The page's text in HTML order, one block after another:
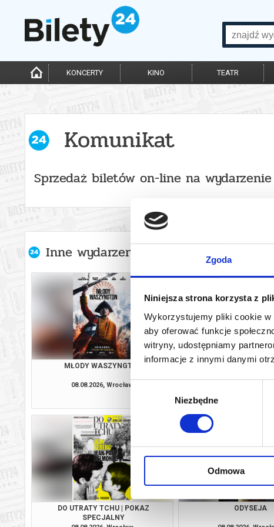
Zgoda
Niniejsza strona korzysta z
Wykorzystujemy pliki cookie w
aby oferować funkcje
witryny, udostępniamy
informacje z innymi danymi
Wybór
Niezbędne
Odmowa
KONCERTY KINO TEATR
Komunikat
Sprzedaż biletów on-line na wydarzenie
Inne wydarzenia organizatora
MŁODY WASZYNGTON
08.08.2026, Wrocław
O CZYM SOBIE NIE
DO UTRATY TCHU | POKAZ
SPECJALNY
ODYSEJA